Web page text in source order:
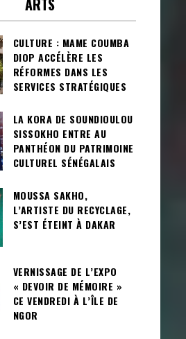
CULTURE : MAME COUMBA
DIOP ACCÉLÈRE LES
RÉFORMES DANS LES
SERVICES STRATÉGIQUES
LA KORA DE SOUNDIOULOU
SISSOKHO ENTRE AU
PANTHÉON DU PATRIMOINE
CULTUREL SÉNÉGALAIS
MOUSSA SAKHO,
L’ARTISTE DU RECYCLAGE,
S’EST ÉTEINT À DAKAR
VERNISSAGE DE L’EXPO
« DEVOIR DE MÉMOIRE »
CE VENDREDI À L’ÎLE DE
NGOR